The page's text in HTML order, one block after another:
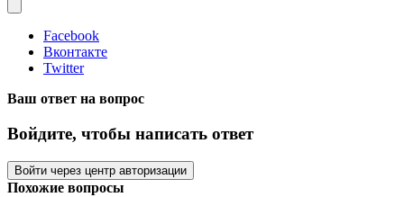
Facebook
Вконтакте
Twitter
Ваш ответ на вопрос
Войдите, чтобы написать ответ
Войти через центр авторизации
Похожие вопросы